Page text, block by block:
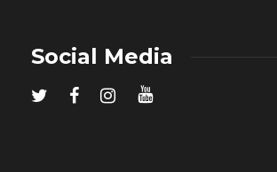
Social Media